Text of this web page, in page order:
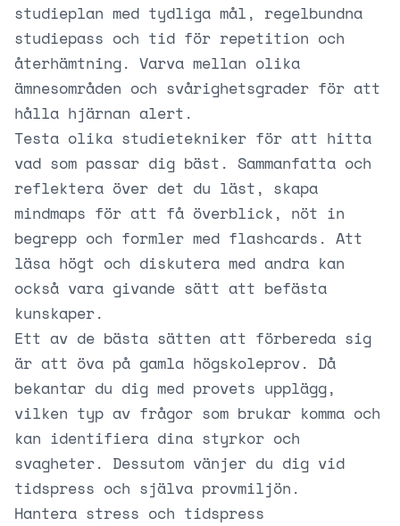
studieplan med tydliga mål, regelbundna
studiepass och tid för repetition och
återhämtning. Varva mellan olika
ämnesområden och svårighetsgrader för att
hålla hjärnan alert.
Testa olika studietekniker för att hitta
vad som passar dig bäst. Sammanfatta och
reflektera över det du läst, skapa
mindmaps för att få överblick, nöt in
begrepp och formler med flashcards. Att
läsa högt och diskutera med andra kan
också vara givande sätt att befästa
kunskaper.
Ett av de bästa sätten att förbereda sig
är att öva på gamla högskoleprov. Då
bekantar du dig med provets upplägg,
vilken typ av frågor som brukar komma och
kan identifiera dina styrkor och
svagheter. Dessutom vänjer du dig vid
tidspress och själva provmiljön.
Hantera stress och tidspress